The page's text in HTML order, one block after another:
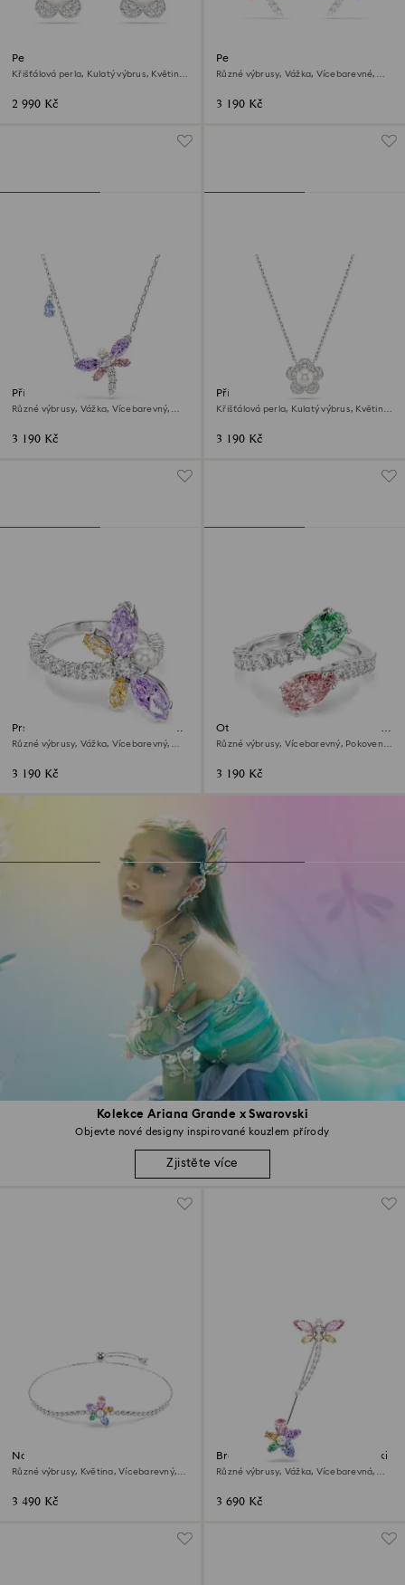
Kolekce Ariana Grande x Swarovski
Objevte nové designy inspirované kouzlem přírody
Zjistěte více
Peckové náušnice Ariana
Grande x Swarovski
Křišťálová perla, Kulatý výbrus, Květina,
2 990 Kč
Peckové náušnice Ariana
Grande x Swarovski
Různé výbrusy, Vážka, Vícebarevné,
3 190 Kč
Přívěsek Ariana Grande x
Swarovski
Různé výbrusy, Vážka, Vícebarevný,
3 190 Kč
Přívěsek Ariana Grande x
Swarovski
Křišťálová perla, Kulatý výbrus, Květina,
3 190 Kč
Prsten s motivem Ariana Grande
x Swarovski
Různé výbrusy, Vážka, Vícebarevný,
3 190 Kč
Otevřený prsten Ariana Grande
x Swarovski
Různé výbrusy, Vícebarevný, Pokoveno
3 190 Kč
Náramek Ariana Grande x
Swarovski
Různé výbrusy, Květina, Vícebarevný,
3 490 Kč
Brož Ariana Grande x Swarovski
Různé výbrusy, Vážka, Vícebarevná,
3 690 Kč